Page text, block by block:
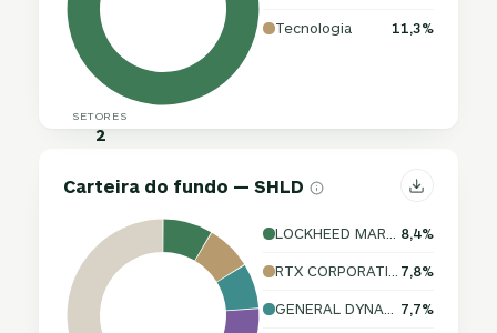
SETORES
2
Tecnologia 11,3%
Carteira do fundo — SHLD
8,4%
7,8%
7,7%